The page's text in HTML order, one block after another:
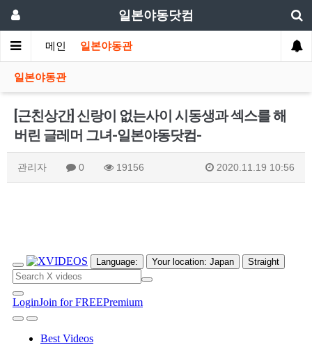
일본야동닷컴
메인 일본야동관
일본야동관
[근친상간] 신랑이 없는사이 시동생과 섹스를 해
버린 글레머 그녀-일본야동닷컴-
관리자 0 19156 2020.11.19 10:56